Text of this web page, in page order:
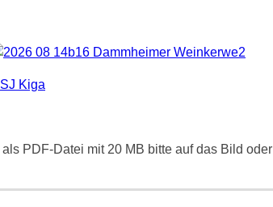
als PDF-Datei mit 20 MB bitte auf das Bild oder